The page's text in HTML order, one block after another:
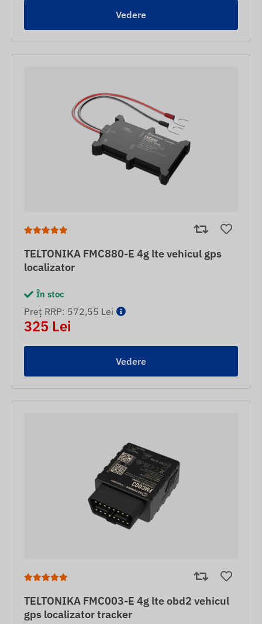
Vedere
TELTONIKA FMC880-E 4g lte vehicul gps
localizator
În stoc
Preț RRP: 572,55 Lei
325 Lei
Vedere
TELTONIKA FMC003-E 4g lte obd2 vehicul
gps localizator tracker